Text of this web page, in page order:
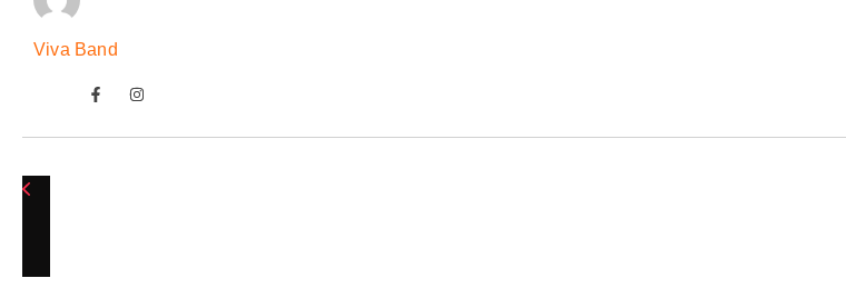
Viva Band